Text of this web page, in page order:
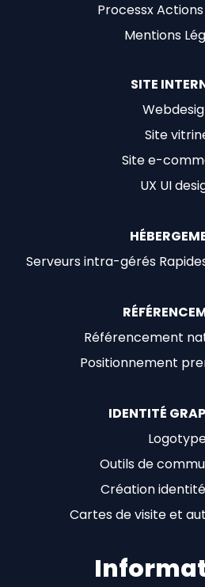
Processx
Mentions
SITE
Site
Site e-
UX UI
Serveurs intra-gérés
Référencement
Positionnement
IDENTITÉ
Outils de
Création
Cartes de visite et